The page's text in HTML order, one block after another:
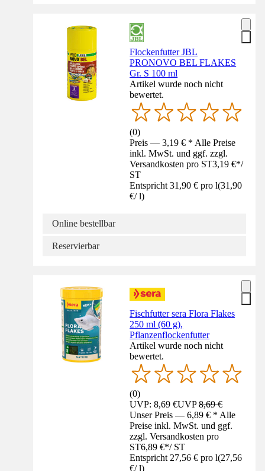
Flockenfutter JBL
PRONOVO BEL FLAKES
Gr. S 100 ml
Artikel wurde noch nicht
bewertet.
(0)
Preis — 3,19 € * Alle Preise
inkl. MwSt. und ggf. zzgl.
Versandkosten pro ST3,19 €*/
ST
Entspricht 31,90 € pro l(31,90
€/ l)
Online bestellbar
Reservierbar
Fischfutter sera Flora Flakes
250 ml (60 g),
Pflanzenflockenfutter
Artikel wurde noch nicht
bewertet.
(0)
UVP: 8,69 €UVP8,69 €
Unser Preis — 6,89 € * Alle
Preise inkl. MwSt. und ggf.
zzgl. Versandkosten pro
ST6,89 €*/ ST
Entspricht 27,56 € pro l(27,56
€/ l)